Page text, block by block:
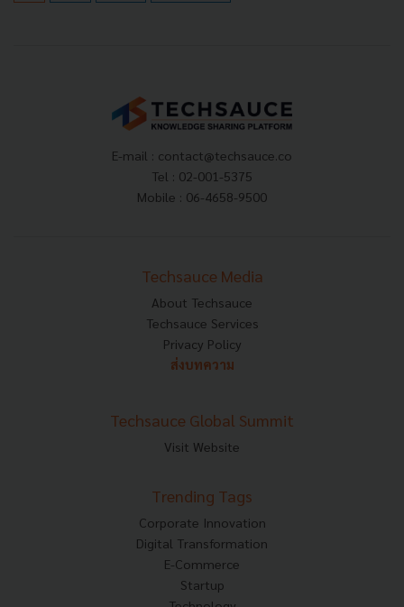
E-mail : contact@techsauce.co
Tel : 02-001-5375
Mobile : 06-4658-9500
Techsauce Media
About Techsauce
Techsauce Services
Privacy Policy
ส่งบทความ
Techsauce Global Summit
Visit Website
Trending Tags
Corporate Innovation
Digital Transformation
E-Commerce
Startup